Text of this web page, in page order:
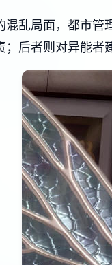
混乱局面，都市
后者则对异能者